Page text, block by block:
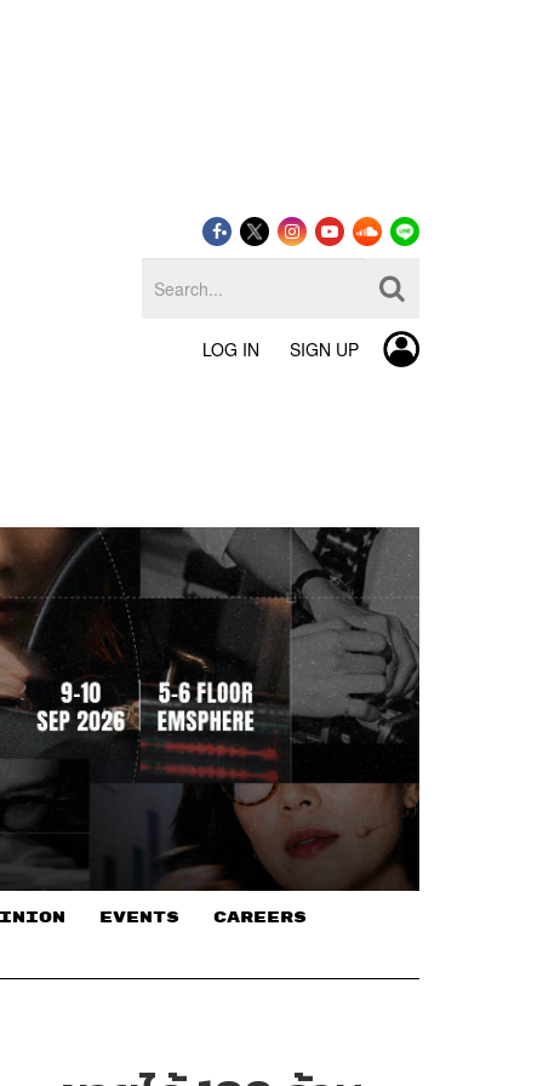
LOG IN SIGN UP
EVENTS CAREERS